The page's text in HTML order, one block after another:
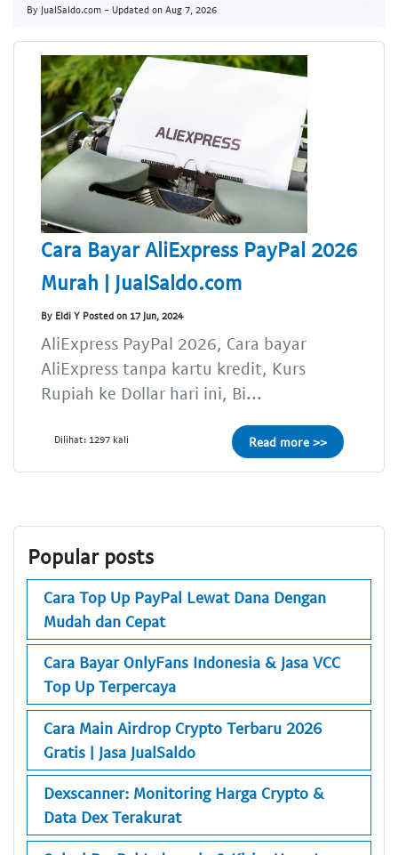
By JualSaldo.com - Updated on Aug 7, 2026
Cara Bayar AliExpress PayPal 2026
Murah | JualSaldo.com
By Eldi Y Posted on 17 Jun, 2024
AliExpress PayPal 2026, Cara bayar
AliExpress tanpa kartu kredit, Kurs
Rupiah ke Dollar hari ini, Bi...
Dilihat: 1297 kali Read more >>
Popular posts
Cara Top Up PayPal Lewat Dana Dengan
Mudah dan Cepat
Cara Bayar OnlyFans Indonesia & Jasa VCC
Top Up Terpercaya
Cara Main Airdrop Crypto Terbaru 2026
Gratis | Jasa JualSaldo
Dexscanner: Monitoring Harga Crypto &
Data Dex Terakurat